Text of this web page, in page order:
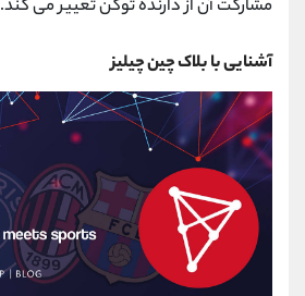
مشارکت آن از دارنده توکن تغییر می کند.
آشنایی با بلاک چین چیلیز